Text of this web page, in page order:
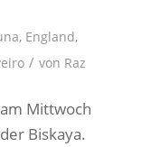
, England,
/ von Raz
Mittwoch
Biskaya.